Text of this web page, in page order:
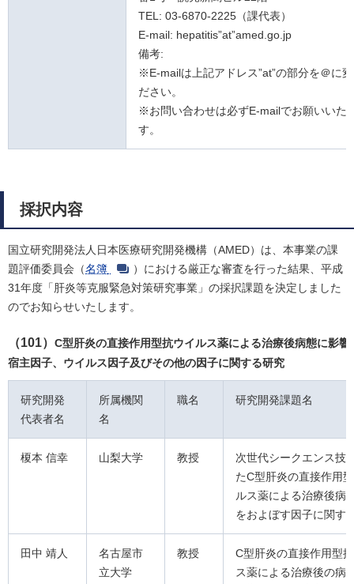
TEL: 03-6870-2225（課代表）
E-mail: hepatitis”at”amed.go.jp
備考:
※E-mailは上記アドレス”at”の部分を＠に
ださい。
※お問い合わせは必ずE-mailでお願いいた
す。
採択内容
国立研究開発法人日本医療研究開発機構（AMED）は、本事業の課
題評価委員会（名簿
）における厳正な審査を行った結果、平成
31年度「肝炎等克服緊急対策研究事業」の採択課題を決定しました
のでお知らせいたします。
（101） C型肝炎の直接作用型抗ウイルス薬による治療後病態に影響
宿主因子、ウイルス因子及びその他の因子に関する研究
研究開発
代表者名
所属機関
名
職名 研究開発課題名
榎本 信幸 山梨大学 教授
次世代シークエンス技
たC型肝炎の直接作用
ルス薬による治療後病
をおよぼす因子に関す
田中 靖人
名古屋市
立大学
教授
C型肝炎の直接作用型
ス薬による治療後の病